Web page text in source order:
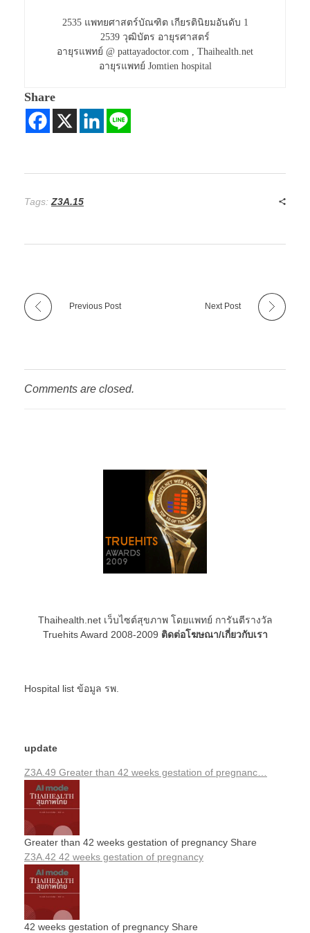
2535 แพทยศาสตร์บัณฑิต เกียรตินิยมอันดับ 1
2539 วุฒิบัตร อายุรศาสตร์
อายุรแพทย์ @ pattayadoctor.com , Thaihealth.net
อายุรแพทย์ Jomtien hospital
Share
Tags: Z3A.15
Previous Post Next Post
Comments are closed.
Thaihealth.net เว็บไซต์สุขภาพ โดยแพทย์ การันตีรางวัล
Truehits Award 2008-2009 ติดต่อโฆษณา/เกี่ยวกับเรา
Hospital list ข้อมูล รพ.
update
Z3A.49 Greater than 42 weeks gestation of pregnanc…
Greater than 42 weeks gestation of pregnancy Share
Z3A.42 42 weeks gestation of pregnancy
42 weeks gestation of pregnancy Share